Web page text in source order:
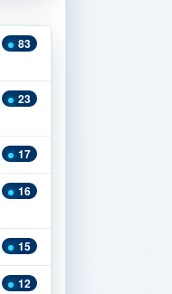
83
23
17
16
15
12